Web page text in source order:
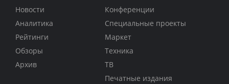
Новости
Аналитика
Рейтинги
Обзоры
Архив
Конференции
Специальные проекты
Маркет
Техника
ТВ
Печатные издания